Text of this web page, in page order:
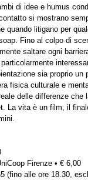
di idee e humus
si mostrano
quando litigano per
Fino al colpo di
saltare ogni
sia proprio un
fisica culturale e
delle differenze che
La vita è un film, il
Firenze • € 6,00
(fino alle ore 18.30,